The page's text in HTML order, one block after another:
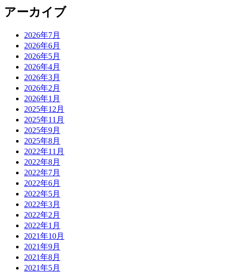
アーカイブ
2026年7月
2026年6月
2026年5月
2026年4月
2026年3月
2026年2月
2026年1月
2025年12月
2025年11月
2025年9月
2025年8月
2022年11月
2022年8月
2022年7月
2022年6月
2022年5月
2022年3月
2022年2月
2022年1月
2021年10月
2021年9月
2021年8月
2021年5月